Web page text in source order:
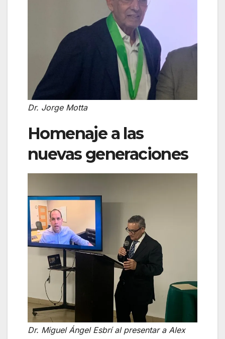
Dr. Jorge Motta
Homenaje a las
nuevas generaciones
Dr. Miguel Ángel Esbrí al presentar a Alex